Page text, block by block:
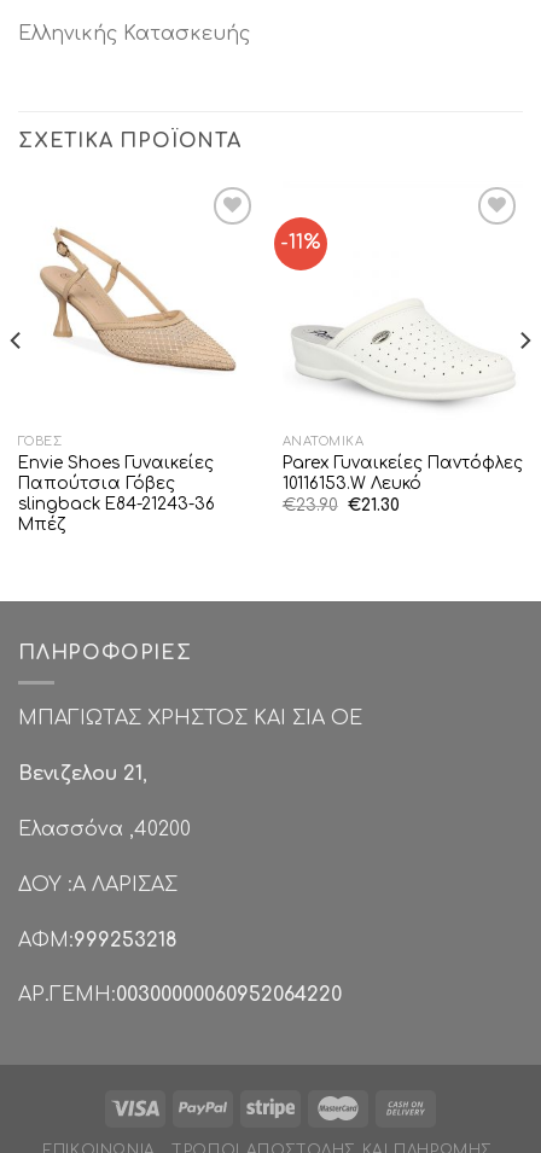
Ελληνικής Κατασκευής
ΣΧΕΤΙΚΆ ΠΡΟΪΌΝΤΑ
ΓΌΒΕΣ
Envie Shoes Γυναικείες
Παπούτσια Γόβες
slingback E84-21243-36
Μπέζ
-11%
ΑΝΑΤΟΜΙΚΆ
Parex Γυναικείες Παντόφλες
10116153.W Λευκό
€23.90 Original
€21.30Η
ΠΛΗΡΟΦΟΡΊΕΣ
ΜΠΑΓΙΩΤΑΣ ΧΡΗΣΤΟΣ ΚΑΙ ΣΙΑ ΟΕ
Βενιζελου 21,
Ελασσόνα ,40200
ΔΟΥ :Α ΛΑΡΙΣΑΣ
ΑΦΜ:999253218
ΑΡ.ΓΕΜΗ:00300000060952064220